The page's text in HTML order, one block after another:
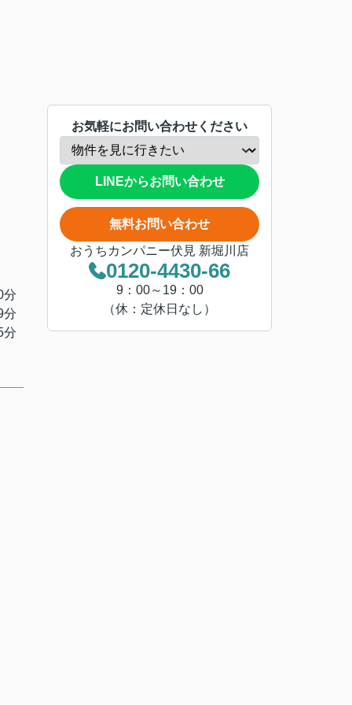
分
分
分
お気軽にお問い合わせください
LINEからお問い合わせ
無料お問い合わせ
おうちカンパニー伏見 新堀川店
0120-4430-66
9：00～19：00
（休：定休日なし）